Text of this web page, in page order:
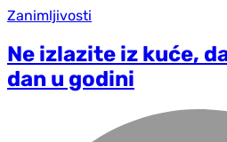
Zanimljivosti
Ne izlazite iz kuće,
dan u godini